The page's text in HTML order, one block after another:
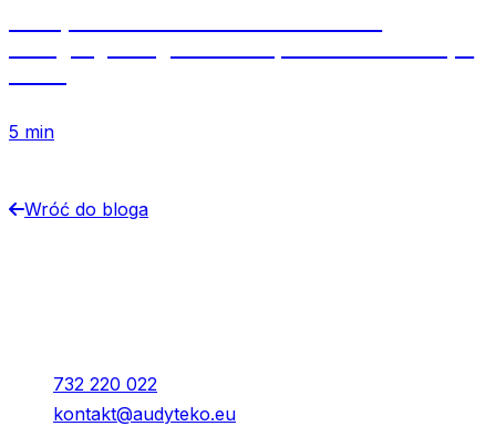
5 min
Wróć do bloga
732 220 022
kontakt@audyteko.eu